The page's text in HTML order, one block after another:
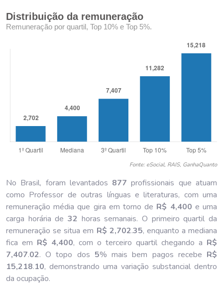
Distribuição da remuneração
Remuneração por quartil, Top 10% e Top 5%.
Fonte: eSocial, RAIS, GanhaQuanto
No Brasil, foram levantados 877 profissionais que atuam
como Professor de outras línguas e literaturas, com uma
remuneração média que gira em torno de R$ 4,400 e uma
carga horária de 32 horas semanais. O primeiro quartil da
remuneração se situa em R$ 2,702.35, enquanto a mediana
fica em R$ 4,400, com o terceiro quartil chegando a R$
7,407.02. O topo dos 5% mais bem pagos recebe R$
15,218.10, demonstrando uma variação substancial dentro
da ocupação.